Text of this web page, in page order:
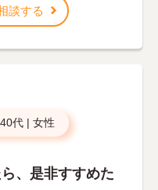
談する
40代 | 女性
、是非すすめた